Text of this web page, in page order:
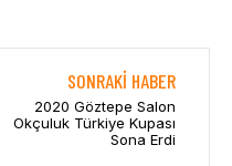
SONRAKI HABER
2020 Göztepe Salon
Okçuluk Türkiye Kupası
Sona Erdi